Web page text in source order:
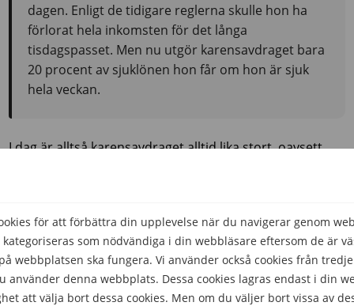
för att förbättra din upplevelse när du navigerar genom
kategoriseras som nödvändiga i din webbläsare eftersom de är
webbplatsen ska fungera. Vi använder också cookies från
använder denna webbplats. Dessa cookies lagras endast i din
att välja bort dessa cookies. Men om du väljer bort vissa av
dagen. Enligt de tidigare reglerna skulle hon ha
förlorat hela inkomsten för det långa
tisdagspasset. Men nu utgör karensavdraget bara
20 procent av sjuklönen hon får om hon är sjuk
hela veckan.
I dag är alltså karensavdraget alltid lika stort, oavsett
Lär dig mer
Anställning